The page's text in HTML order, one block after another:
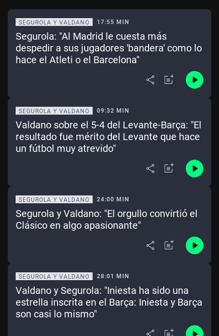
SEGUROLA Y VALDANO 17:55 MIN
Segurola: "Al Madrid le cuesta más
despedir a sus jugadores 'bandera' como lo
hace el Atleti o el Barcelona"
SEGUROLA Y VALDANO 09:32 MIN
Valdano sobre el 5-4 del Levante-Barça: "El
resultado fue mérito del Levante que hace
un fútbol muy atrevido"
SEGUROLA Y VALDANO 24:00 MIN
Segurola y Valdano: "El orgullo convirtió el
Clásico en algo apasionante"
SEGUROLA Y VALDANO 28:01 MIN
Valdano y Segurola: "Iniesta ha sido una
estrella inscrita en el Barça: Iniesta y Barça
son casi lo mismo"